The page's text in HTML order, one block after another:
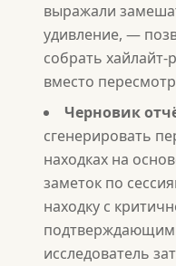
выражали
удивление, —
собрать хайлайт-
вместо
Черновик
сгенерировать
находках на
заметок по
находку с
исследователь